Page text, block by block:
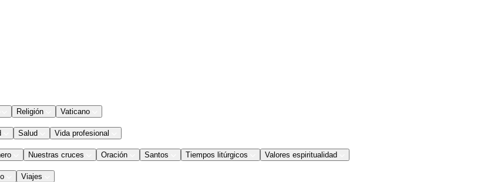
Religión Vaticano
Salud Vida profesional
Nuestras cruces Oración Santos Tiempos litúrgicos Valores espiritualidad
Viajes